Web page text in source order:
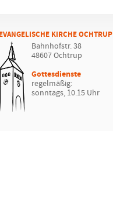
EVANGELISCHE KIRCHE OCHTRUP
Bahnhofstr. 38
48607 Ochtrup
Gottesdienste
regelmäßig:
sonntags, 10.15 Uhr